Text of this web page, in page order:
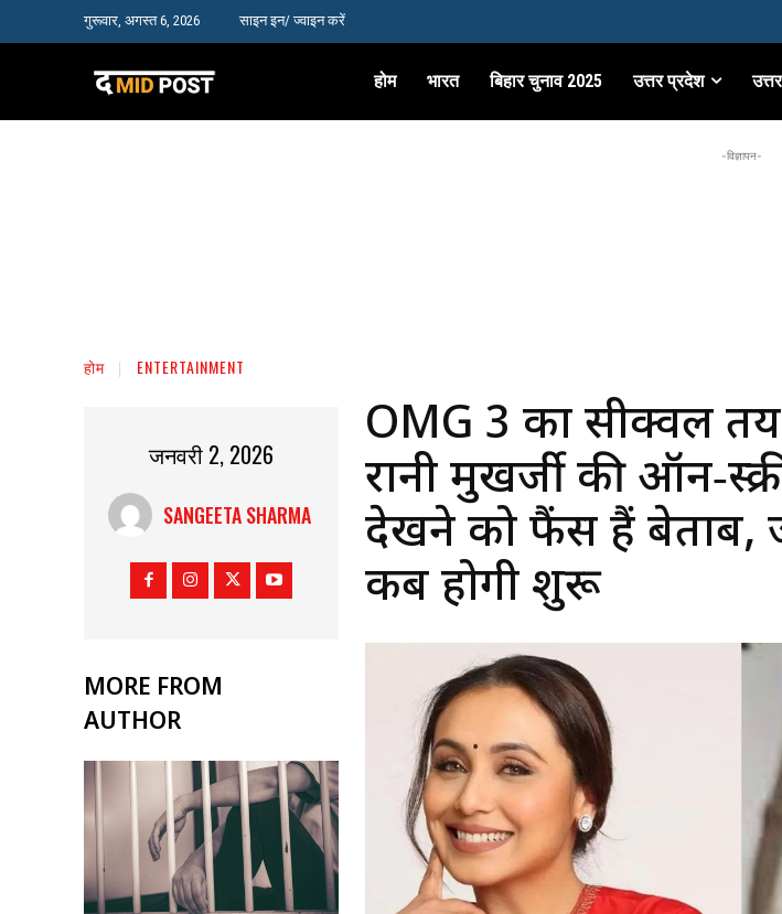
गुरूवार, अगस्त 6, 2026 साइन इन/ ज्वाइन करें
होम भारत बिहार चुनाव 2025 उत्तर प्रदेश
-विज्ञापन-
होम ENTERTAINMENT
जनवरी 2, 2026
SANGEETA SHARMA
MORE FROM
AUTHOR
OMG 3 का सीक्वल
रानी मुखर्जी की
देखने को फैंस हैं बेताब,
कब होगी शुरू